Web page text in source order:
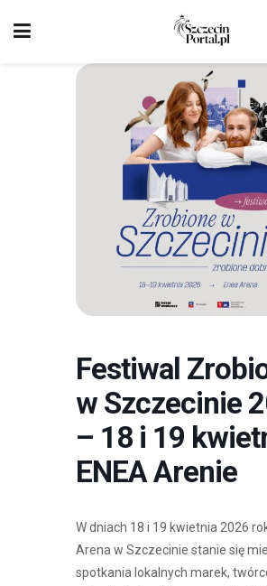
Festiwal
w Szczecinie
– 18 i 19
ENEA Arenie
W dniach 18 i 19 kwietnia 2026
Arena w Szczecinie stanie się
spotkania lokalnych marek,